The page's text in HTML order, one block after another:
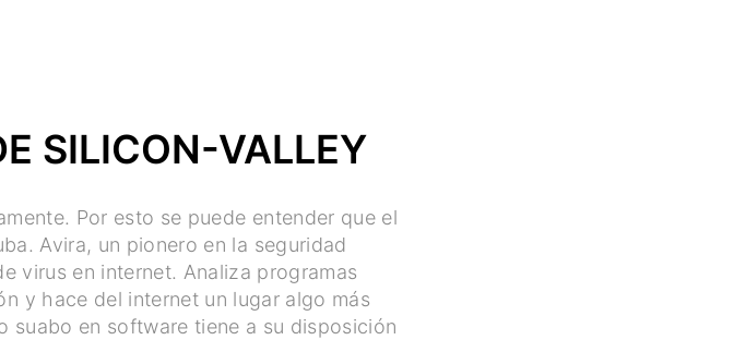
SILICON-VALLEY
Por esto se puede entender que el
Avira, un pionero en la seguridad
virus en internet. Analiza programas
y hace del internet un lugar algo más
suabo en software tiene a su disposición